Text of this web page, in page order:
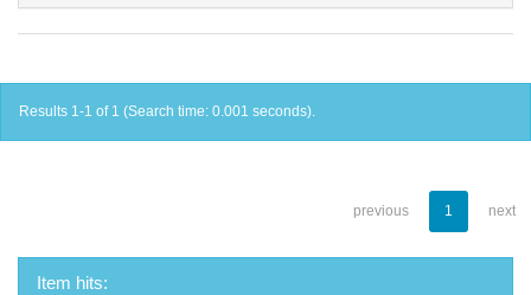
Results 1-1 of 1 (Search time: 0.001 seconds).
previous 1 next
Item hits: